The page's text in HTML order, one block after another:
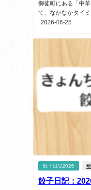
御徒町にある「中
て、なかなかタイミ
2026-06-25
餃子日記2026
餃子日記：